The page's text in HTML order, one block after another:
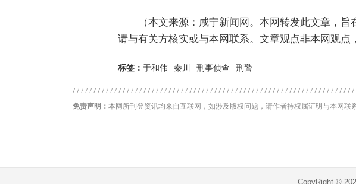
（本文来源：咸宁新闻网。本网转发此文章，
请与有关方核实或与本网联系。文章观点非本网观点
标签： 于和伟 秦川 刑事侦查 刑警
免责声明： 本网所刊登资讯均来自互联网，如涉及版权问题，请作者持权属证明与本网联
CopyRight ©